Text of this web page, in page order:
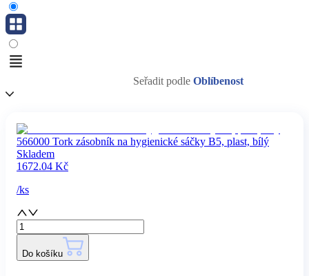
Seřadit podle Oblíbenost
566000 Tork zásobník na hygienické sáčky B5, plast, bílý
Skladem
1672.04 Kč
/ks
Do košíku